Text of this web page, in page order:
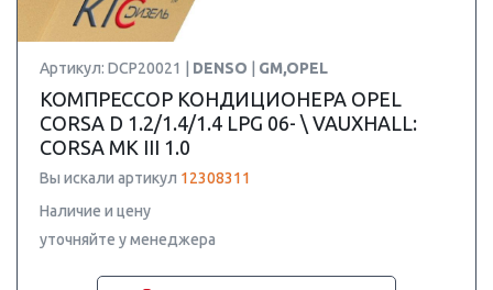
Артикул: DCP20021 | DENSO GM,OPEL
КОМПРЕССОР КОНДИЦИОНЕРА OPEL
CORSA D 1.2/1.4/1.4 LPG 06- \ VAUXHALL:
CORSA MK III 1.0
Вы искали артикул 12308311
Наличие и цену
уточняйте у менеджера